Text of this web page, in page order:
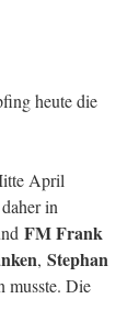
heute die
April
in
FM Frank
, Stephan
musste. Die